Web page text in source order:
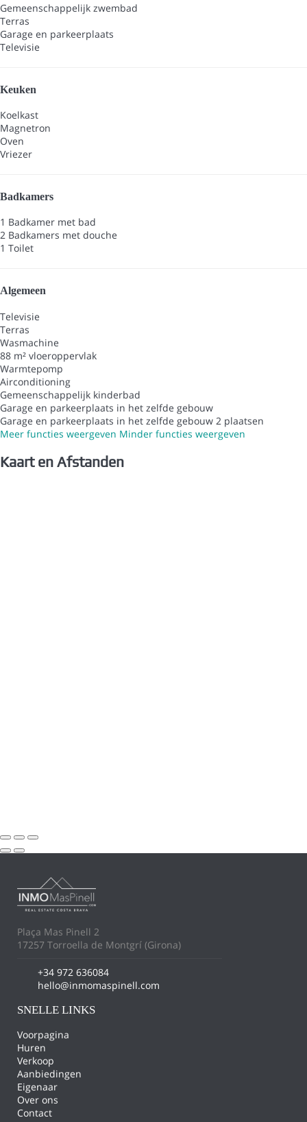
Gemeenschappelijk zwembad
Terras
Garage en parkeerplaats
Televisie
Keuken
Koelkast
Magnetron
Oven
Vriezer
Badkamers
1 Badkamer met bad
2 Badkamers met douche
1 Toilet
Algemeen
Televisie
Terras
Wasmachine
88 m² vloeroppervlak
Warmtepomp
Airconditioning
Gemeenschappelijk kinderbad
Garage en parkeerplaats in het zelfde gebouw
Garage en parkeerplaats in het zelfde gebouw 2 plaatsen
Meer functies weergeven Minder functies weergeven
Kaart en Afstanden
Plaça Mas Pinell 2
17257 Torroella de Montgrí (Girona)
+34 972 636084
hello@inmomaspinell.com
SNELLE LINKS
Voorpagina
Huren
Verkoop
Aanbiedingen
Eigenaar
Over ons
Contact